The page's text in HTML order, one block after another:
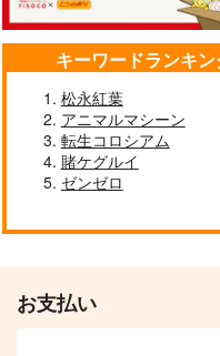
キーワードランキ
松永紅葉
アニマルマシーン
転生コロシアム
賭ケグルイ
ゼンゼロ
お支払い